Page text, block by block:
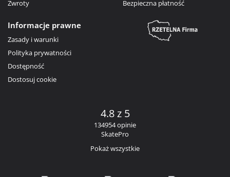
Zwroty
Bezpieczna płatność
Informacje prawne
Zasady i warunki
Polityka prywatności
Dostępność
Dostosuj cookie
4.8 z 5
134954 opinie
SkatePro
Pokaż wszystkie